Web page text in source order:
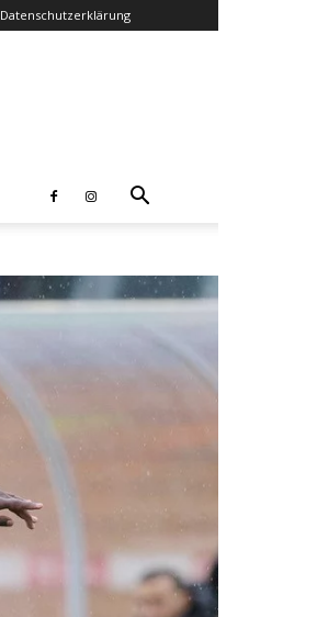
Datenschutzerklärung